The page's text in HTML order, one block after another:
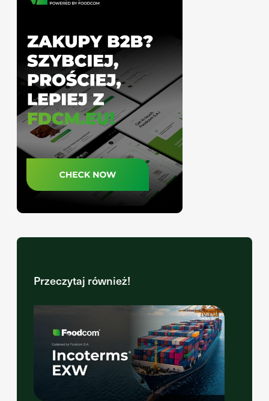
Przeczytaj również!